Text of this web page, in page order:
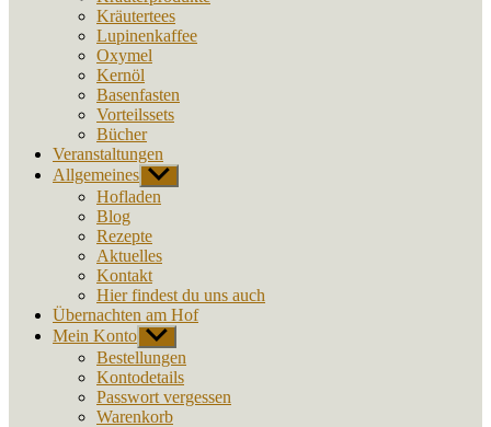
Kräutertees
Lupinenkaffee
Oxymel
Kernöl
Basenfasten
Vorteilssets
Bücher
Veranstaltungen
Allgemeines Untermenü
anzeigen
Hofladen
Blog
Rezepte
Aktuelles
Kontakt
Hier findest du uns auch
Übernachten am Hof
Mein Konto Untermenü
anzeigen
Bestellungen
Kontodetails
Passwort vergessen
Warenkorb